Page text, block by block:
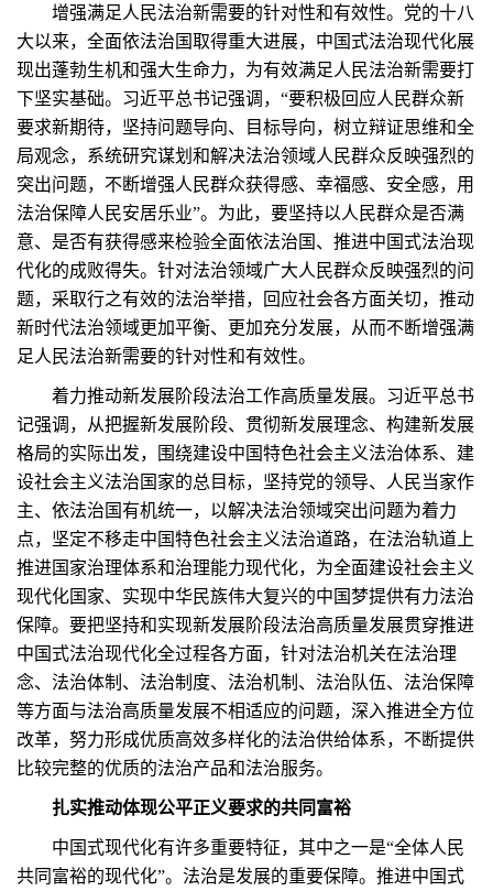
增强满足人民法治新需要的针对性和有效性。党的十八
大以来，全面依法治国取得重大进展，中国式法治现代化展
现出蓬勃生机和强大生命力，为有效满足人民法治新需要打
下坚实基础。习近平总书记强调，“要积极回应人民群众新
要求新期待，坚持问题导向、目标导向，树立辩证思维和全
局观念，系统研究谋划和解决法治领域人民群众反映强烈的
突出问题，不断增强人民群众获得感、幸福感、安全感，用
法治保障人民安居乐业”。为此，要坚持以人民群众是否满
意、是否有获得感来检验全面依法治国、推进中国式法治现
代化的成败得失。针对法治领域广大人民群众反映强烈的问
题，采取行之有效的法治举措，回应社会各方面关切，推动
新时代法治领域更加平衡、更加充分发展，从而不断增强满
足人民法治新需要的针对性和有效性。
着力推动新发展阶段法治工作高质量发展。习近平总书
记强调，从把握新发展阶段、贯彻新发展理念、构建新发展
格局的实际出发，围绕建设中国特色社会主义法治体系、建
设社会主义法治国家的总目标，坚持党的领导、人民当家作
主、依法治国有机统一，以解决法治领域突出问题为着力
点，坚定不移走中国特色社会主义法治道路，在法治轨道上
推进国家治理体系和治理能力现代化，为全面建设社会主义
现代化国家、实现中华民族伟大复兴的中国梦提供有力法治
保障。要把坚持和实现新发展阶段法治高质量发展贯穿推进
中国式法治现代化全过程各方面，针对法治机关在法治理
念、法治体制、法治制度、法治机制、法治队伍、法治保障
等方面与法治高质量发展不相适应的问题，深入推进全方位
改革，努力形成优质高效多样化的法治供给体系，不断提供
比较完整的优质的法治产品和法治服务。
扎实推动体现公平正义要求的共同富裕
中国式现代化有许多重要特征，其中之一是“全体人民
共同富裕的现代化”。法治是发展的重要保障。推进中国式